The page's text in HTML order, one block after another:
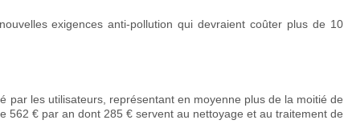
exigences anti-pollution qui devraient coûter plus de 10
par les utilisateurs, représentant en moyenne plus de la moitié de
562 € par an dont 285 € servent au nettoyage et au traitement de